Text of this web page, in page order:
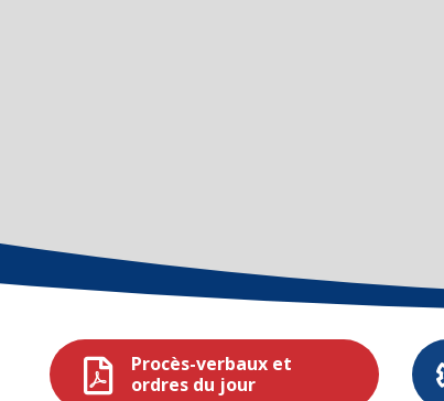
Procès-verbaux et
ordres du jour